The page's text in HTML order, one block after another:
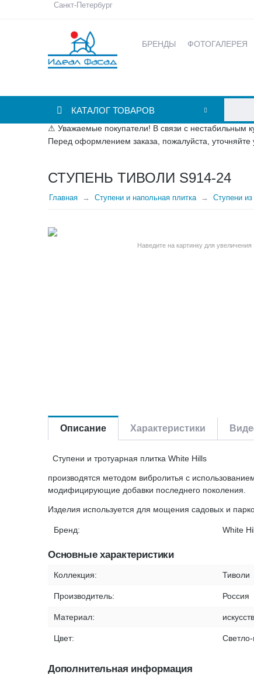
Санкт-Петербург
БРЕНДЫ ФОТОГАЛЕРЕЯ
КАТАЛОГ ТОВАРОВ
⚠ Уважаемые покупатели! В связи с нестабильным
Перед оформлением заказа, пожалуйста,
СТУПЕНЬ ТИВОЛИ S914-24
Главная Ступени и напольная плитка Ступени
Наведите на картинку для увеличения
Описание Характеристики
Ступени и тротуарная плитка White Hills
производятся методом вибролитья с
модифицирующие добавки последнего поколения.
Изделия используется для мощения садовых и
Бренд: White
Основные характеристики
Коллекция: Тиволи
Производитель: Россия
Материал:
Цвет:
Дополнительная информация